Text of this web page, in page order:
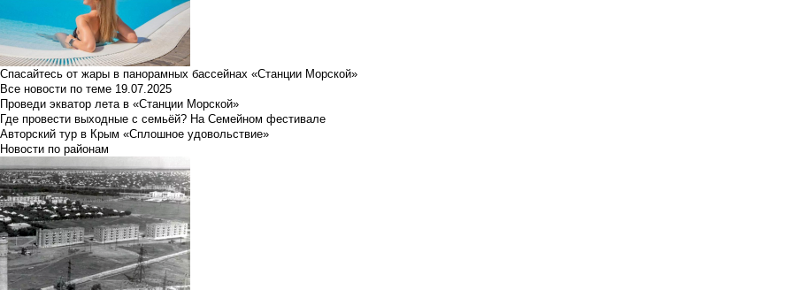
Спасайтесь от жары в панорамных бассейнах «Станции Морской»
Все новости по теме 19.07.2025
Проведи экватор лета в «Станции Морской»
Где провести выходные с семьёй? На Семейном фестивале
Авторский тур в Крым «Сплошное удовольствие»
Новости по районам